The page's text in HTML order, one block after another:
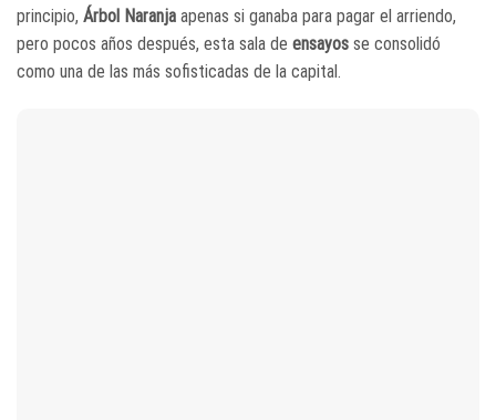
principio, Árbol Naranja apenas si ganaba para pagar el arriendo,
pero pocos años después, esta sala de ensayos se consolidó
como una de las más sofisticadas de la capital.